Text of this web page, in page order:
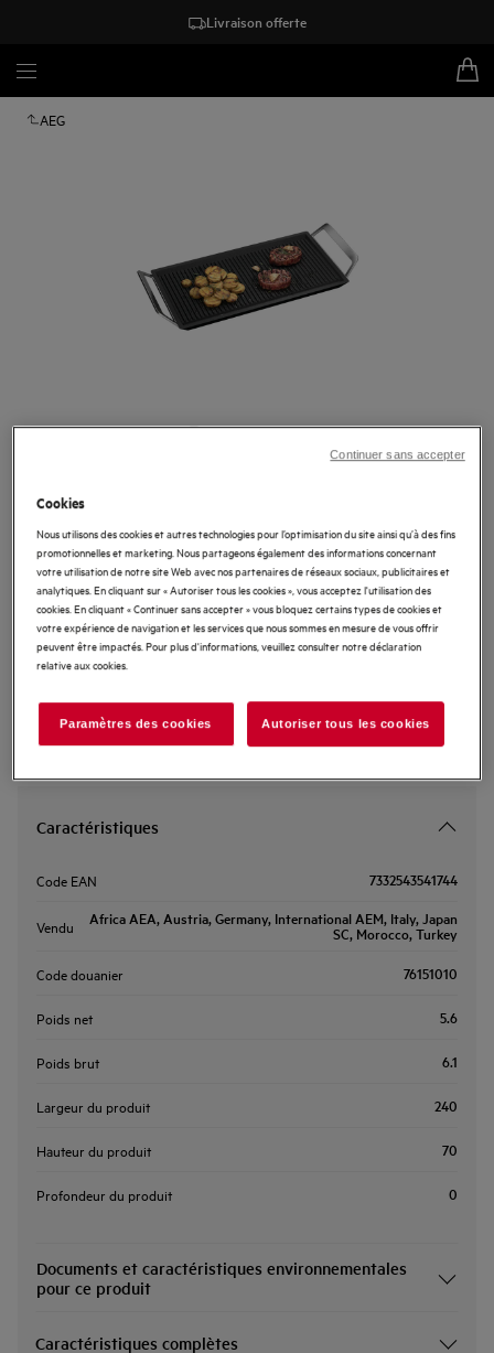
Livraison offerte
AEG
Tapez pour zoomer
Plancha Gril
Veuillez consulter le manuel d'utilisation pour prendre
connaissance des avertissements et informations de sécurité
sécurité, lisez intégralement le manuel avant d'utiliser le produit.
Caractéristiques
Code EAN 7332543541744
Vendu Africa AEA, Austria, Germany, International AEM, Italy, Japan
SC, Morocco, Turkey
Code douanier 76151010
Poids net 5.6
Poids brut 6.1
Largeur du produit 240
Hauteur du produit 70
Profondeur du produit 0
Documents et caractéristiques environnementales
pour ce produit
Caractéristiques complètes
Cookies
Nous utilisons des cookies et autres technologies pour l’optimisation du site ainsi qu’à des fins
promotionnelles et marketing. Nous partageons également des informations concernant
votre utilisation de notre site Web avec nos partenaires de réseaux sociaux, publicitaires et
analytiques. En cliquant sur « Autoriser tous les cookies », vous acceptez l'utilisation des
cookies. En cliquant « Continuer sans accepter » vous bloquez certains types de cookies et
votre expérience de navigation et les services que nous sommes en mesure de vous offrir
peuvent être impactés. Pour plus d'informations, veuillez consulter notre déclaration
relative aux cookies.
Paramètres des cookies Autoriser tous les cookies
Continuer sans accepter